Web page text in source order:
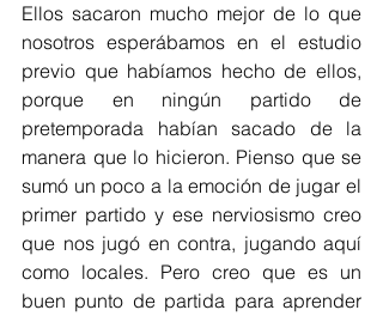
Ellos sacaron mucho mejor de lo que
nosotros esperábamos en el estudio
previo que habíamos hecho de ellos,
porque en ningún partido de
pretemporada habían sacado de la
manera que lo hicieron. Pienso que se
sumó un poco a la emoción de jugar el
primer partido y ese nerviosismo creo
que nos jugó en contra, jugando aquí
como locales. Pero creo que es un
buen punto de partida para aprender